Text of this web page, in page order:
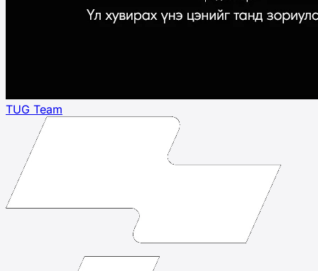
TUG Team